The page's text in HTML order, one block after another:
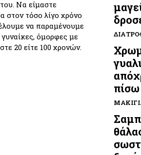
Να είμαστε
στον τόσο λίγο χρόνο
να παραμένουμε
όμορφες με
20 είτε 100 χρονών.